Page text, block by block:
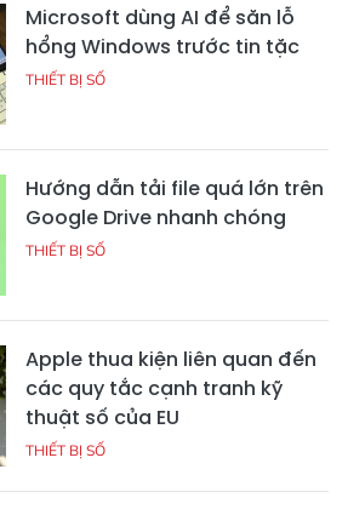
Microsoft dùng AI để săn lỗ
hổng Windows trước tin tặc
THIẾT BỊ SỐ
Hướng dẫn tải file quá lớn trên
Google Drive nhanh chóng
THIẾT BỊ SỐ
Apple thua kiện liên quan đến
các quy tắc cạnh tranh kỹ
thuật số của EU
THIẾT BỊ SỐ